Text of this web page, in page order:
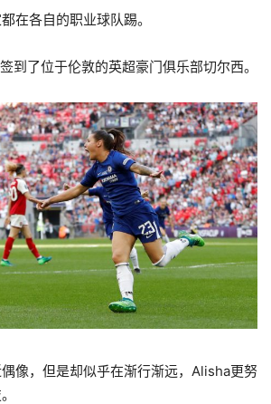
在各自的职业球队踢。
到了位于伦敦的英超豪门俱乐部切尔西。
像，但是却似乎在渐行渐远，Alisha更努